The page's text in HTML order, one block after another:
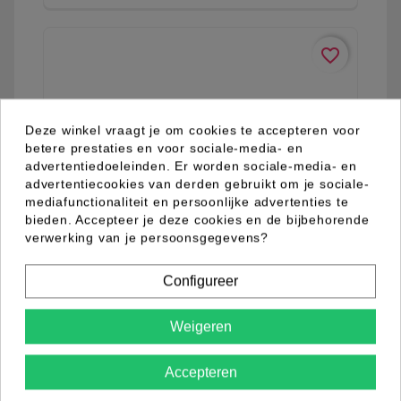
favorite_border
04.98.0051.03
Deze winkel vraagt je om cookies te accepteren voor
betere prestaties en voor sociale-media- en
advertentiedoeleinden. Er worden sociale-media- en
advertentiecookies van derden gebruikt om je sociale-
mediafunctionaliteit en persoonlijke advertenties te
bieden. Accepteer je deze cookies en de bijbehorende
verwerking van je persoonsgegevens?
Configureer
Weigeren
Accepteren